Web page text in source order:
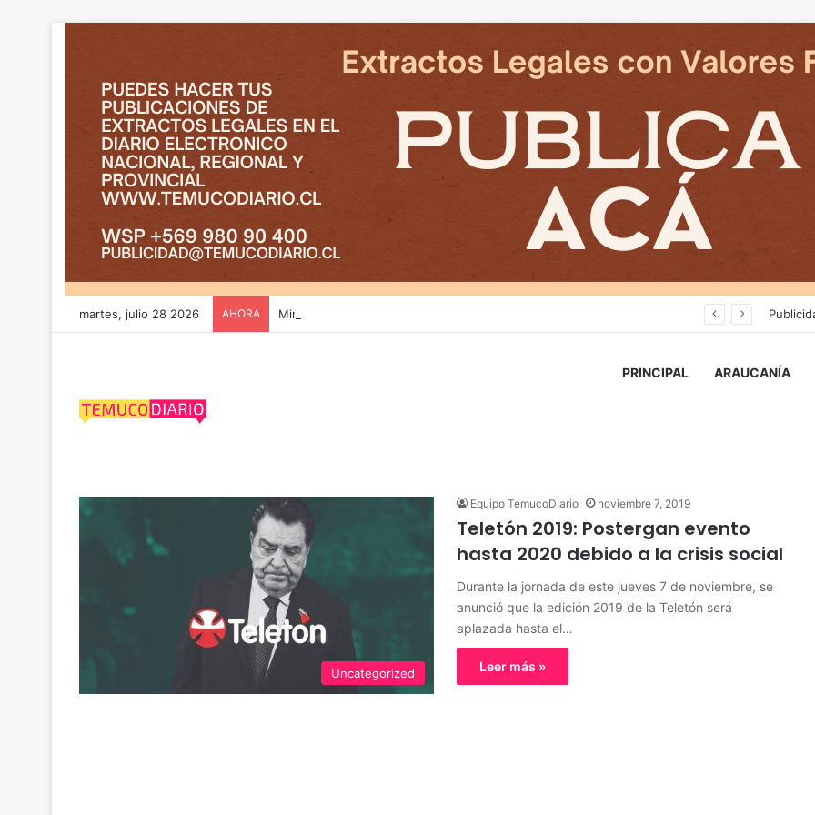
martes, julio 28 2026 AHORA
PRINCIPAL ARAUCANÍA
Teletón 2019
Uncategorized
Equipo TemucoDiario noviembre 7, 2019
Teletón 2019: Postergan evento
hasta 2020 debido a la crisis social
Durante la jornada de este jueves 7 de noviembre, se
anunció que la edición 2019 de la Teletón será
aplazada hasta el…
Leer más »